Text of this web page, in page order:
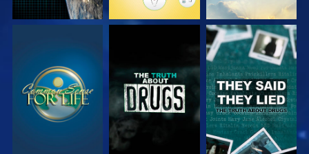
REGARDER REGARDER REGARDER